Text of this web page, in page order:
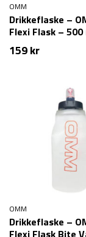
OMM
Drikkeflaske –
Flexi Flask –
159kr
OMM
Drikkeflaske –
Flexi Flask Bite